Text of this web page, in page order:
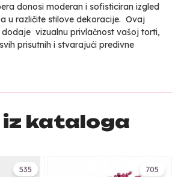
donosi moderan i sofisticiran izgled
u različite stilove dekoracije. Ovaj
dodaje vizualnu privlačnost vašoj torti,
prisutnih i stvarajući predivne
iz kataloga
535 705